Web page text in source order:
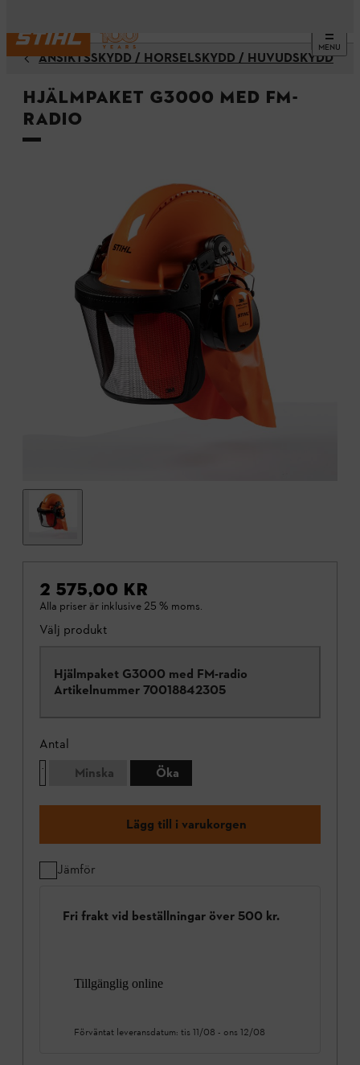
MENU
ANSIKTSSKYDD / HÖRSELSKYDD / HUVUDSKYDD
Hjälmpaket G3000 med FM-
radio
2 575,00 KR
Alla priser är inklusive 25 % moms.
Välj produkt
Hjälmpaket G3000 med FM-radio
Artikelnummer 70018842305
Antal
Minska
Öka
Lägg till i varukorgen
Jämför
Fri frakt vid beställningar över 500 kr.
Tillgänglig online
Förväntat leveransdatum: tis 11/08 - ons 12/08